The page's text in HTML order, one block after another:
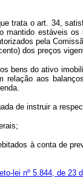
trata o art. 34,
estáveis
pela
dos preços
bens do ativo
aos
de instruir a
à conta de
lei nº 5.844, de 23